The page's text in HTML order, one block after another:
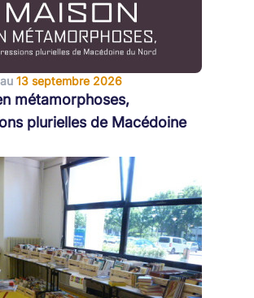
au 13 septembre 2026
métamorphoses,
plurielles de Macédoine